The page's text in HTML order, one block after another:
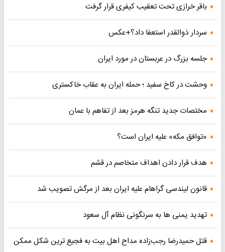
باقر خرازی تحت تعقیب کیفری قرار گرفت
سردار ذوالقدر استعفا داد؟+عکس
جلسه بزرگ در عربستان در مورد ایران
وحشت در کاخ سفید ؛ حمله ایران به عقاب خاکستری
مختصات جدید تنگه هرمز بعد از تفاهم با عمان
«توافق مکه» علیه ایران است؟
هدف قرار دادن اهداف متخاصم در قشم
قانون لیندسی گراهام علیه ایران بعد از مرگش تصویب شد
تهدید یمنی ها به سرنگونی نظام آل سعود
قتل حمیدرضا رجب‌زاده مداح اهل بیت به فجیع ترین شکل ممکن